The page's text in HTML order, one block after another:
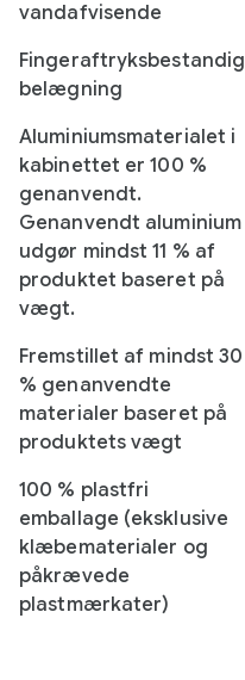
vandafvisende
Fingeraftryksbestandig
belægning
Aluminiumsmaterialet i
kabinettet er 100 %
genanvendt.
Genanvendt aluminium
udgør mindst 11 % af
produktet baseret på
vægt.
Fremstillet af mindst 30
% genanvendte
materialer baseret på
produktets vægt
100 % plastfri
emballage (eksklusive
klæbematerialer og
påkrævede
plastmærkater)